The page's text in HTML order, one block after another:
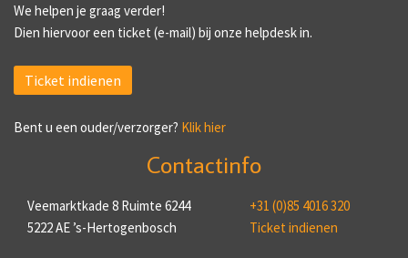
We helpen je graag verder!
Dien hiervoor een ticket (e-mail) bij onze helpdesk in.
Ticket indienen
Bent u een ouder/verzorger? Klik hier
Contactinfo
Veemarktkade 8 Ruimte 6244
5222 AE ’s-Hertogenbosch
+31 (0)85 4016 320
Ticket indienen